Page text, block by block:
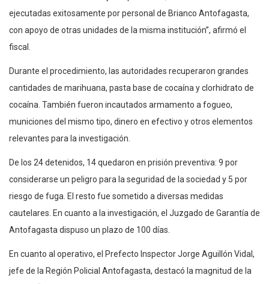
ejecutadas exitosamente por personal de Brianco Antofagasta,
con apoyo de otras unidades de la misma institución”, afirmó el
fiscal.
Durante el procedimiento, las autoridades recuperaron grandes
cantidades de marihuana, pasta base de cocaína y clorhidrato de
cocaína. También fueron incautados armamento a fogueo,
municiones del mismo tipo, dinero en efectivo y otros elementos
relevantes para la investigación.
De los 24 detenidos, 14 quedaron en prisión preventiva: 9 por
considerarse un peligro para la seguridad de la sociedad y 5 por
riesgo de fuga. El resto fue sometido a diversas medidas
cautelares. En cuanto a la investigación, el Juzgado de Garantía de
Antofagasta dispuso un plazo de 100 días.
En cuanto al operativo, el Prefecto Inspector Jorge Aguillón Vidal,
jefe de la Región Policial Antofagasta, destacó la magnitud de la